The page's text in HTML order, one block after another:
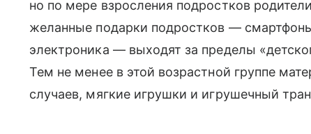
но по мере взросления подростков
желанные подарки подростков —
электроника — выходят за пределы
Тем не менее в этой возрастной группе
случаев, мягкие игрушки и игрушечный